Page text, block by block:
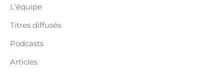
L'équipe
Titres diffusés
Podcasts
Articles